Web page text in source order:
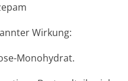
Wirkung:
Monohydrat.